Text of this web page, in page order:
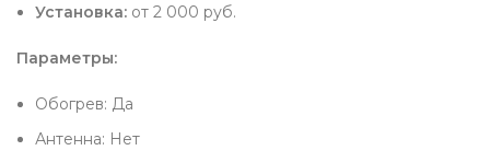
Установка: от 2 000 руб.
Параметры:
Обогрев: Да
Антенна: Нет